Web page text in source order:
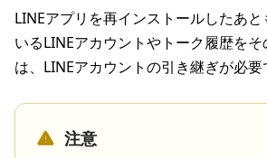
LINEアプリを再インストールしたあ
いるLINEアカウントやトーク履歴を
は、LINEアカウントの引き継ぎが必要
注意